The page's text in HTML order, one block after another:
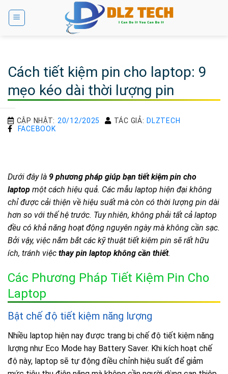
Cách tiết kiệm pin cho laptop: 9
mẹo kéo dài thời lượng pin
CẬP NHẬT: 20/12/2025 TÁC GIẢ: DLZTECH
FACEBOOK
Dưới đây là 9 phương pháp giúp bạn tiết kiệm pin cho
laptop một cách hiệu quả. Các mẫu laptop hiện đại không
chỉ được cải thiện về hiệu suất mà còn có thời lượng pin dài
hơn so với thế hệ trước. Tuy nhiên, không phải tất cả laptop
đều có khả năng hoạt động nguyên ngày mà không cần sạc.
Bởi vậy, việc nắm bắt các kỹ thuật tiết kiệm pin sẽ rất hữu
ích, tránh việc thay pin laptop không cần thiết.
Các Phương Pháp Tiết Kiệm Pin Cho
Laptop
Bật chế độ tiết kiệm năng lượng
Nhiều laptop hiện nay được trang bị chế độ tiết kiệm năng
lượng như Eco Mode hay Battery Saver. Khi kích hoạt chế
độ này, laptop sẽ tự động điều chỉnh hiệu suất để giảm